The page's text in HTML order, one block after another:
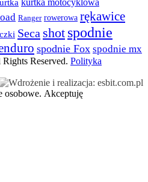
kurtka motocyklowa
Ranger rowerowa rękawice
Seca shot spodnie
spodnie Fox spodnie mx
Reserved. Polityka
osobowe. Akceptuję